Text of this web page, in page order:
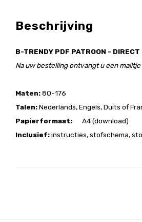
Beschrijving
B-TRENDY PDF PATROON - DIRECT
Na uw bestelling ontvangt u een
Maten:80-176
Talen:Nederlands, Engels, Duits of
Papierformaat: A4 (download)
Inclusief:instructies, stofschema,